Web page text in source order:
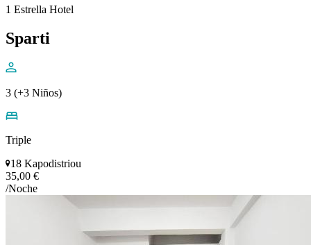
1 Estrella Hotel
Sparti
3 (+3 Niños)
Triple
18 Kapodistriou
35,00 €
/Noche